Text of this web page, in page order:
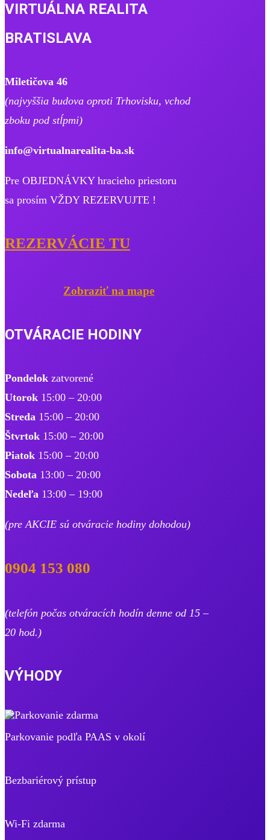
VIRTUÁLNA REALITA
BRATISLAVA
Miletičova 46
(najvyššia budova oproti Trhovisku, ​vchod
zboku pod stĺpmi)
info@virtualnarealita-ba.sk
Pre OBJEDNÁVKY hracieho priestoru
sa prosím VŽDY REZERVUJTE !
REZERVÁCIE TU
Zobraziť na mape
OTVÁRACIE HODINY
Pondelok zatvorené
Utorok 15:00 – 20:00
Streda 15:00 – 20:00
Štvrtok 15:00 – 20:00
Piatok 15:00 – 20:00
Sobota 13:00 – 20:00
Nedeľa 13:00 – 19:00
​(pre AKCIE sú otváracie hodiny dohodou)
0904 153 080
(telefón počas otváracích hodín denne od 15 –
20 hod.)
VÝHODY
Parkovanie podľa PAAS v okolí
Bezbariérový prístup
Wi-Fi zdarma